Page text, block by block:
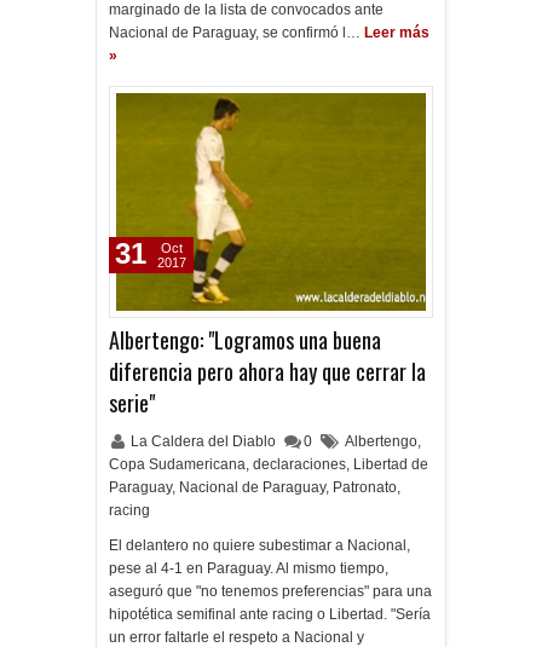
marginado de la lista de convocados ante
Nacional de Paraguay, se confirmó l… Leer más
»
Albertengo: "Logramos una buena
diferencia pero ahora hay que cerrar la
serie"
La Caldera del Diablo 0 Albertengo,
Copa Sudamericana, declaraciones, Libertad de
Paraguay, Nacional de Paraguay, Patronato,
racing
El delantero no quiere subestimar a Nacional,
pese al 4-1 en Paraguay. Al mismo tiempo,
aseguró que "no tenemos preferencias" para una
hipotética semifinal ante racing o Libertad. "Sería
un error faltarle el respeto a Nacional y
31
Oct
2017